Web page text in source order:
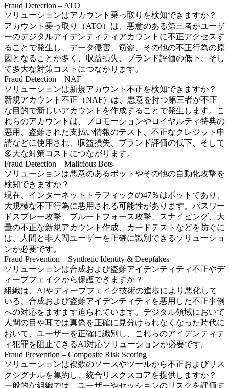
Fraud Detection – ATO
ソリューションはアカウント乗っ取りを検知できますか？
アカウント乗っ取り（ATO）は、悪意のある第三者がユーザ
ーのデジタルアイデンティティアカウントに不正アクセスす
ることで発生し、データ侵害、窃盗、その他の不正行為の原
因となることが多く、収益損失、ブランド評価の低下、そし
て多大な対策コストにつながります。
Fraud Detection – NAF
ソリューションは新規アカウント不正を検知できますか？
新規アカウント不正（NAF）は、悪意を持つ第三者が不正
な目的で新しいアカウントを作成することで発生します。こ
れらのアカウントは、プロモーションやロイヤルティ特典の
悪用、盗難された支払い情報のテスト、不正なクレジット申
請などに使用され、収益損失、ブランド評価の低下、そして
多大な対策コストにつながります。
Fraud Detection – Malicious Bots
ソリューションは悪意のあるボットやその他の自動化攻撃を
検知できますか？
現在、インターネットトラフィックの47％はボットであり、
大規模な不正行為に悪用される可能性があります。パスワー
ドスプレー攻撃、ブルートフォース攻撃、スナイピング、大
量の不正な新規アカウント作成、カードテストなどを防ぐに
は、人間と非人間ユーザーを正確に識別できるソリューショ
ンが必要です。
Fraud Prevention – Synthetic Identity & Deepfakes
ソリューションは合成および盗難アイデンティティ不正やデ
ィープフェイクから保護できますか？
組織は、AIやディープフェイク技術の進歩により悪化して
いる、合成および盗難アイデンティティを悪用した不正事例
への対応をますます迫られています。デジタル領域において
人間の目や耳では真偽を正確に見分けられなくなった時代に
おいて、ユーザーを正確に識別し、これらのアイデンティテ
ィ犯罪を阻止できるAI対応ソリューションが必要です。
Fraud Prevention – Composite Risk Scoring
ソリューションは複数のソースやツールから不正およびリス
クシグナルを集約し、統合リスクスコアを提供しますか？
一般的な組織では、ユーザーやセッションのリスクを評価す